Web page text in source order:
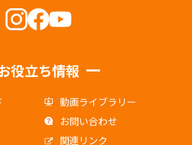
役立ち情報
動画ライブラリー
お問い合わせ
関連リンク